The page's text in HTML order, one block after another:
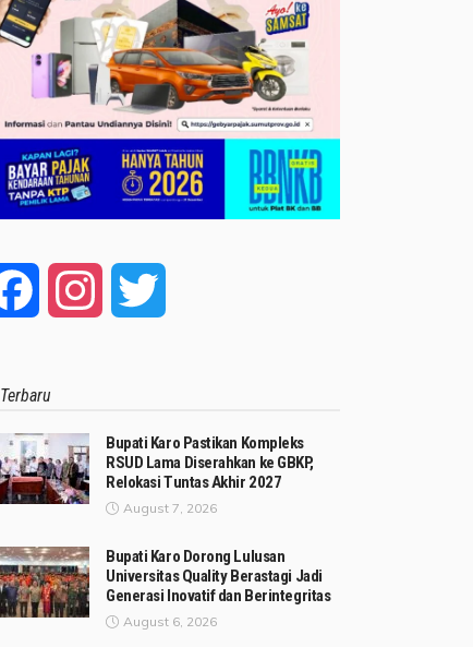
Facebook Instagram
Terbaru
Bupati Karo Pastikan Kompleks
RSUD Lama Diserahkan ke GBKP,
Relokasi Tuntas Akhir 2027
August 7, 2026
Bupati Karo Dorong Lulusan
Universitas Quality Berastagi Jadi
Generasi Inovatif dan Berintegritas
August 6, 2026